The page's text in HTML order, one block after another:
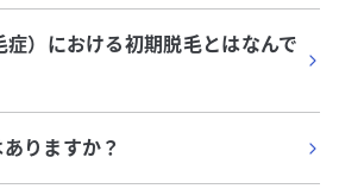
）における初期脱毛とはなんで
りますか？